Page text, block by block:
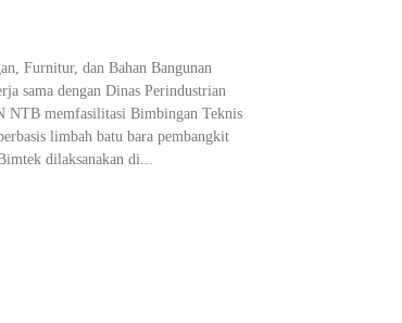
Furnitur, dan Bahan Bangunan
sama dengan Dinas Perindustrian
NTB memfasilitasi Bimbingan Teknis
limbah batu bara pembangkit
dilaksanakan di...